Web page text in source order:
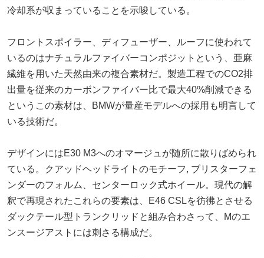
冷却系が収まっていることを示唆している。
フロントスポイラー、ディフューザー、ルーフに使われて
いるのはナチュラルファイバーコンポジットという、亜麻
繊維を用いた天然由来の複合素材だ。製造工程でのCO2排
出量を従来のカーボンファイバー比で最大40%削減できる
というこの素材は、BMWが量産モデルへの採用も明言して
いる技術だ。
デザインにはE30 M3へのオマージュが随所に散りばめられ
ている。クアッドヘッドライトのモチーフ, ブリスターフェ
ンダーのフォルム、センターロック式ホイール。現代の解
釈で再現されたこれらの要素は、E46 CSLを彷彿とさせる
ダックテール型トランクリッドと組み合わさって、Mのエ
ンスージアストには刺さる構成だ。